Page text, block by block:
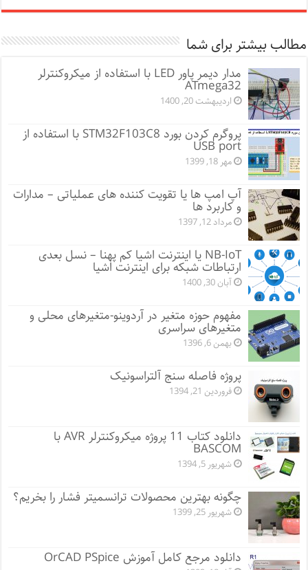
مطالب بیشتر برای شما
مدار دیمر پاور LED با استفاده از میکروکنترلر
ATmega32
اردیبهشت 20, 1400
پروگرم کردن بورد STM32F103C8 با استفاده از
USB port
مهر 18, 1399
آپ امپ ها یا تقویت کننده های عملیاتی – مدارات
و کاربرد ها
مرداد 12, 1397
NB-IoT یا اینترنت اشیا کم پهنا – نسل بعدی
ارتباطات شبکه برای اینترنت اشیا
آبان 30, 1400
مفهوم حوزه متغیر در آردوینو-متغیرهای محلی و
متغیرهای سراسری
بهمن 6, 1396
پروژه فاصله سنج آلتراسونیک
فروردین 21, 1394
دانلود کتاب 11 پروژه میکروکنترلر AVR با
BASCOM
شهریور 5, 1394
چگونه بهترین محصولات ترانسمیتر فشار را بخریم؟
شهریور 25, 1399
دانلود مرجع کامل آموزش OrCAD PSpice